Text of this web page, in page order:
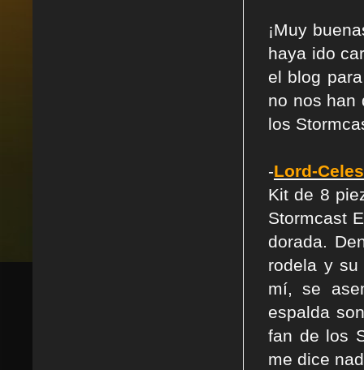
¡Muy
haya ido
el blog
no nos han
los
-Lord-
Kit de 8
Stormcast
dorada.
rodela y su
mí, se
espalda
fan de los
me dice